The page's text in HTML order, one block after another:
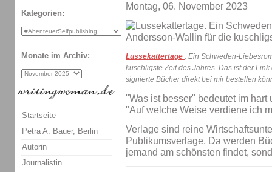
Montag, 06. November 2023
Lussekattertage
. Ein Schweden-
kuschligste Zeit des Jahres. Das ist der
signierte Bücher direkt bei mir bestellen
"Was ist besser" bedeutet im
"Auf welche Weise verdiene ich
Verlage sind reine
Publikumsverlage. Da werden
jemand am schönsten findet,
Kategorien:
Monate im Archiv:
Startseite
Petra A. Bauer, Berlin
Autorin
Journalistin